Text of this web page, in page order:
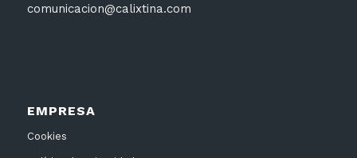
comunicacion@calixtina.com
EMPRESA
Cookies